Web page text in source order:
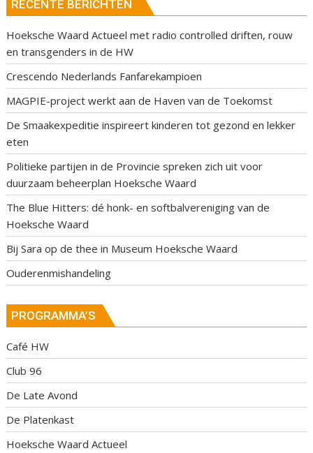
RECENTE BERICHTEN
Hoeksche Waard Actueel met radio controlled driften, rouw
en transgenders in de HW
Crescendo Nederlands Fanfarekampioen
MAGPIE-project werkt aan de Haven van de Toekomst
De Smaakexpeditie inspireert kinderen tot gezond en lekker
eten
Politieke partijen in de Provincie spreken zich uit voor
duurzaam beheerplan Hoeksche Waard
The Blue Hitters: dé honk- en softbalvereniging van de
Hoeksche Waard
Bij Sara op de thee in Museum Hoeksche Waard
Ouderenmishandeling
PROGRAMMA’S
Café HW
Club 96
De Late Avond
De Platenkast
Hoeksche Waard Actueel